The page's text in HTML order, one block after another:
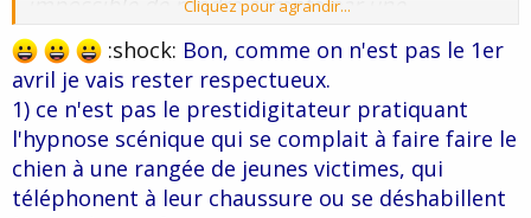
explication rationnelle
l'hypnose?
Cliquez pour agrandir...
:shock: Bon, comme on n'est pas le 1er
avril je vais rester respectueux.
1) ce n'est pas le prestidigitateur pratiquant
l'hypnose scénique qui se complait à faire faire le
chien à une rangée de jeunes victimes, qui
téléphonent à leur chaussure ou se déshabillent